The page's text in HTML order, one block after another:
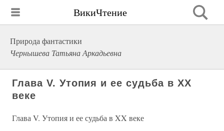
ВикиЧтение
Природа фантастики
Чернышева Татьяна Аркадьевна
Глава V. Утопия и ее судьба в XX
веке
Глава V. Утопия и ее судьба в XX веке